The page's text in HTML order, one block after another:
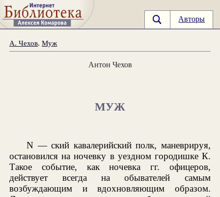
Авторы
А. Чехов.Муж
Антон Чехов
МУЖ
N — ский кавалерийский полк, маневрируя,
остановился на ночевку в уездном городишке К.
Такое событие, как ночевка гг. офицеров,
действует всегда на обывателей самым
возбуждающим и вдохновляющим образом.